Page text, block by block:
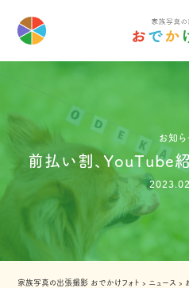
お知ら
前払い割、YouTube
家族写真の出張撮影 おでかけフォト › ニュース ›